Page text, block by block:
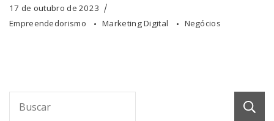
17 de outubro de 2023
Empreendedorismo
Marketing Digital Negócios